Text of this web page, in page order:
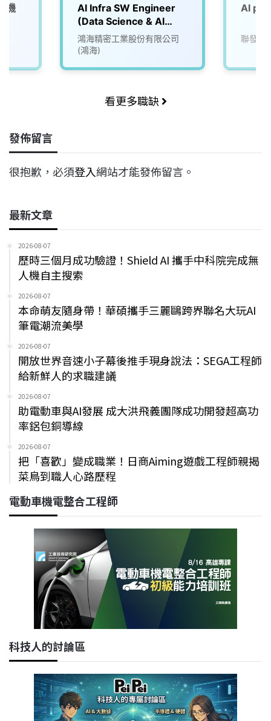
機
AI Infra SW Engineer
(Data Science & AI
Team)
鴻海精密工業股份有限公司
(鴻海)
AI
聯發科
看更多職缺
發佈留言
很抱歉，必須登入網站才能發佈留言。
最新文章
2026-08-07
歷時三個月成功驗證！Shield AI 攜手中科院完成無
人機自主搜索
2026-08-07
本命萌友隨身帶！華碩攜手三麗鷗跨界聯名大玩AI
筆電潮流美學
2026-08-07
開放世界音速小子幕後推手現身說法：SEGA工程師
給新鮮人的求職建議
2026-08-07
助電動車與AI發展 成大洪飛義團隊成功開發超高功
率鋁包銅導線
2026-08-07
把「喜歡」變成職業！日商Aiming遊戲工程師親揭
菜鳥到職人心路歷程
電動車機電整合工程師
科技人的討論區